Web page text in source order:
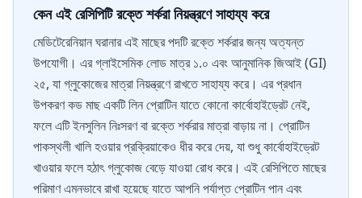
কেন এই রেসিপিটি রক্তে শর্করা নিয়ন্ত্রণে সাহায্য করে
মেডিটেরেনিয়ান ঘরানার এই মাছের পদটি রক্তে শর্করার জন্য অত্যন্ত
উপযোগী। এর গ্লাইসেমিক লোড মাত্র ১.০ এবং আনুমানিক জিআই (GI)
২৫, যা গ্লুকোজের মাত্রা নিয়ন্ত্রণে রাখতে সাহায্য করে। এর প্রধান
উপকরণ কড মাছ একটি লিন প্রোটিন যাতে কোনো কার্বোহাইড্রেট নেই,
ফলে এটি ইনসুলিন নিঃসরণ বা রক্তে শর্করার মাত্রা বাড়ায় না। প্রোটিন
পাকস্থলী খালি হওয়ার প্রক্রিয়াকেও ধীর করে দেয়, যা শুধু কার্বোহাইড্রেট
খাওয়ার ফলে হঠাৎ গ্লুকোজ বেড়ে যাওয়া রোধ করে। এই রেসিপিতে মাছের
পরিমাণ এমনভাবে রাখা হয়েছে যাতে আপনি পর্যাপ্ত প্রোটিন পান এবং